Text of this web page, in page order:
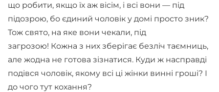
що робити, якщо їх аж вісім, і всі вони — під
підозрою, бо єдиний чоловік у домі просто зник?
Тож свято, на яке вони чекали, під
загрозою! Кожна з них зберігає безліч таємниць,
але жодна не готова зізнатися. Куди ж насправді
подівся чоловік, якому всі ці жінки винні гроші? І
до чого тут кохання?